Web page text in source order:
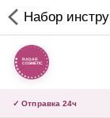
КОСМЕТИКА
✓ Отправка 24ч